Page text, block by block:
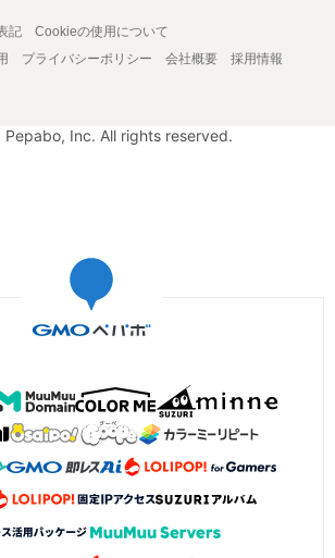
記
Cookieの使用について
プライバシーポリシー 会社概要
採用情報
Pepabo, Inc. All rights reserved.